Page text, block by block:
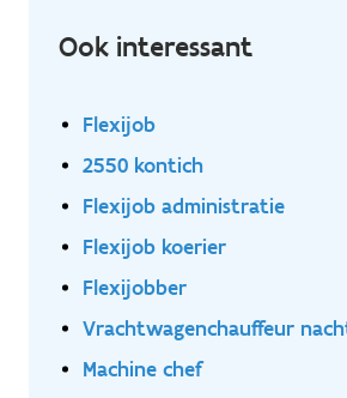
Ook interessant
Flexijob
2550 kontich
Flexijob administratie
Flexijob koerier
Flexijobber
Vrachtwagenchauffeur
Machine chef